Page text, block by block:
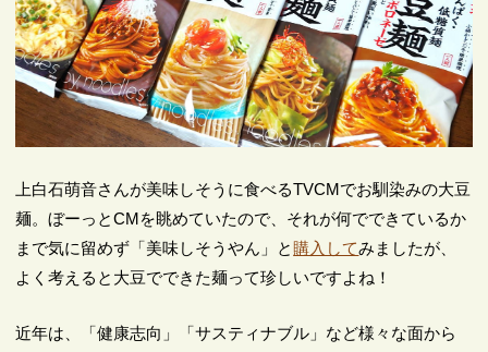
上白石萌音さんが美味しそうに食べるTVCMでお馴染みの大豆
麺。ぼーっとCMを眺めていたので、それが何でできているか
まで気に留めず「美味しそうやん」と購入してみましたが、
よく考えると大豆でできた麺って珍しいですよね！
近年は、「健康志向」「サスティナブル」など様々な面から